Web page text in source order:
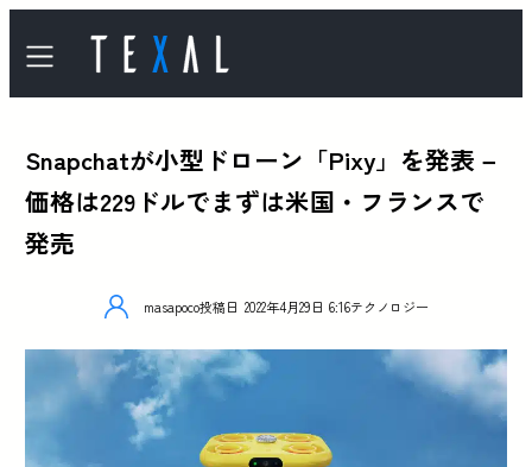
Snapchatが小型ドローン「Pixy」を発表 –
価格は229ドルでまずは米国・フランスで
発売
masapoco投稿日 2022年4月29日 6:16テクノロジー